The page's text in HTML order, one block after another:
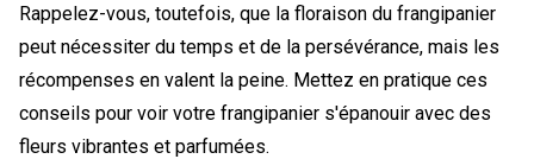
Rappelez-vous, toutefois, que la floraison du frangipanier
peut nécessiter du temps et de la persévérance, mais les
récompenses en valent la peine. Mettez en pratique ces
conseils pour voir votre frangipanier s'épanouir avec des
fleurs vibrantes et parfumées.